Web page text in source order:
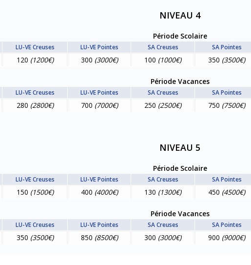
NIVEAU 4
Période Scolaire
LU-VE Creuses LU-VE Pointes SA Creuses SA Pointes
120 (1200€) 300 (3000€) 100 (1000€) 350 (3500€)
Période Vacances
LU-VE Creuses LU-VE Pointes SA Creuses SA Pointes
280 (2800€) 700 (7000€) 250 (2500€) 750 (7500€)
NIVEAU 5
Période Scolaire
LU-VE Creuses LU-VE Pointes SA Creuses SA Pointes
150 (1500€) 400 (4000€) 130 (1300€) 450 (4500€)
Période Vacances
LU-VE Creuses LU-VE Pointes SA Creuses SA Pointes
350 (3500€) 850 (8500€) 300 (3000€) 900 (9000€)